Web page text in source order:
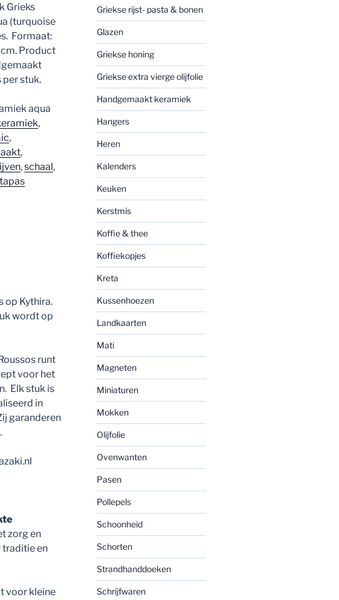
Grieks
(turquoise
Formaat:
Product
per stuk.
aqua
,
,
,
,schaal,
tapas
op Kythira.
wordt op
runt
voor het
Elk stuk is
in
garanderen
zorg en
traditie en
voor kleine
Griekse rijst- pasta & bonen
Glazen
Griekse honing
Griekse extra vierge olijfolie
Handgemaakt keramiek
Hangers
Heren
Kalenders
Keuken
Kerstmis
Koffie & thee
Koffiekopjes
Kreta
Kussenhoezen
Landkaarten
Mati
Magneten
Miniaturen
Mokken
Olijfolie
Ovenwanten
Pasen
Pollepels
Schoonheid
Schorten
Strandhanddoeken
Schrijfwaren